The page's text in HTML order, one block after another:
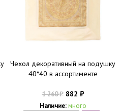
Чехол декоративный на подушку
40*40 в ассортименте
1 260₽882 ₽
Наличие: много